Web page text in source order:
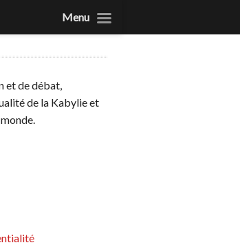
et de débat,
de la Kabylie et
Menu